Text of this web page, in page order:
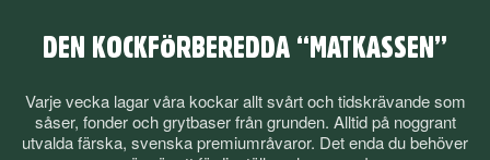
DEN KOCKFÖRBEREDDA “MATKASSEN”
Varje vecka lagar våra kockar allt svårt och tidskrävande som
såser, fonder och grytbaser från grunden. Alltid på noggrant
utvalda färska, svenska premiumråvaror. Det enda du behöver